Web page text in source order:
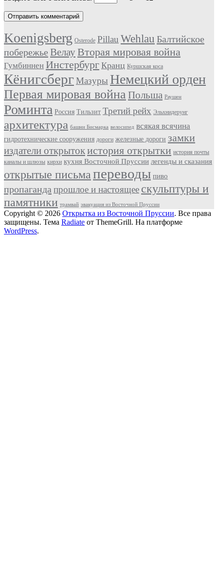
Koenigsberg Osterode Pillau Wehlau Балтийское
побережье ВелауВторая мировая война
Гумбиннен Инстербург Кранц Куршская коса
Кёнигсберг Мазуры Немецкий орден
Первая мировая война Польша Раушен
Роминта Россия Тильзит Третий рейх Эльхнидерунг
архитектура башни Бисмарка велосипед всякая всячина
гидротехнические сооружения дороги железные дороги замки
издатели открытокистория открытки история почты
каналы и шлюзы кирхи кухня Восточной Пруссии легенды и сказания
открытые письмапереводы пиво
пропаганда прошлое и настоящее скульптуры и
памятники трамвай эвакуация из Восточной Пруссии
Copyright © 2026 Открытка из Восточной Пруссии. Все права
защищены. Тема Radiate от ThemeGrill. На платформе
WordPress.